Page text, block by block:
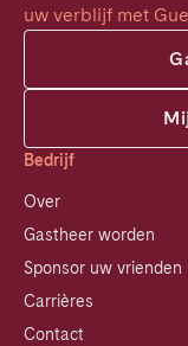
uw verblijf met
Bedrijf
Over
Gastheer worden
Sponsor uw vrienden
Carrières
Contact